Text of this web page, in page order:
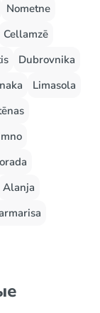
Nometne
Cellamzē
Dubrovnika
Limasola
Alanja